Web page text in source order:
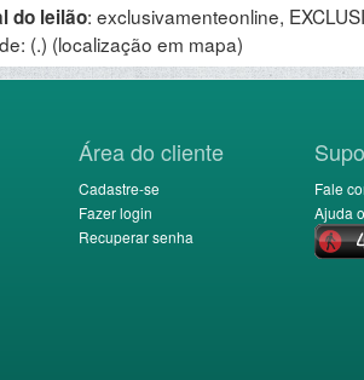
do leilão: exclusivamenteonline,
(.) (localização em mapa)
Área do cliente
Cadastre-se
Fazer login
Recuperar senha
Fale
Ajuda